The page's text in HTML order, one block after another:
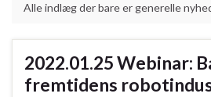
Alle indlæg der bare er generelle
2022.01.25 Webinar:
fremtidens